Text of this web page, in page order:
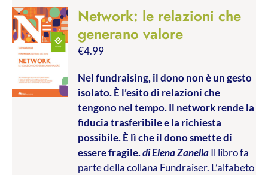
Network: le relazioni che
generano valore
€4.99
Nel fundraising, il dono non è un gesto
isolato. È l’esito di relazioni che
tengono nel tempo. Il network rende la
fiducia trasferibile e la richiesta
possibile. È lì che il dono smette di
essere fragile.di Elena ZanellaIl libro fa
parte della collana Fundraiser. L’alfabeto